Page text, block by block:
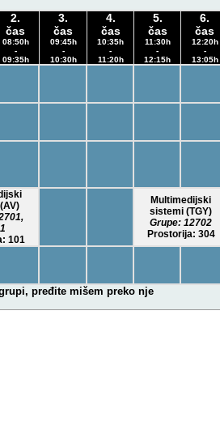
2.
čas
08:50h
-
09:35h
3.
čas
09:45h
-
10:30h
4.
čas
10:35h
-
11:20h
5.
čas
11:30h
-
12:15h
6.
čas
12:20h
-
13:05h
,
101
Multimedijski
sistemi (TGY)
Grupe: 12702
Prostorija: 304
pređite mišem preko nje